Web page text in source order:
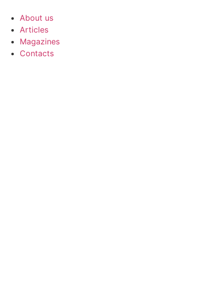
content
About us
Articles
Magazines
Contacts